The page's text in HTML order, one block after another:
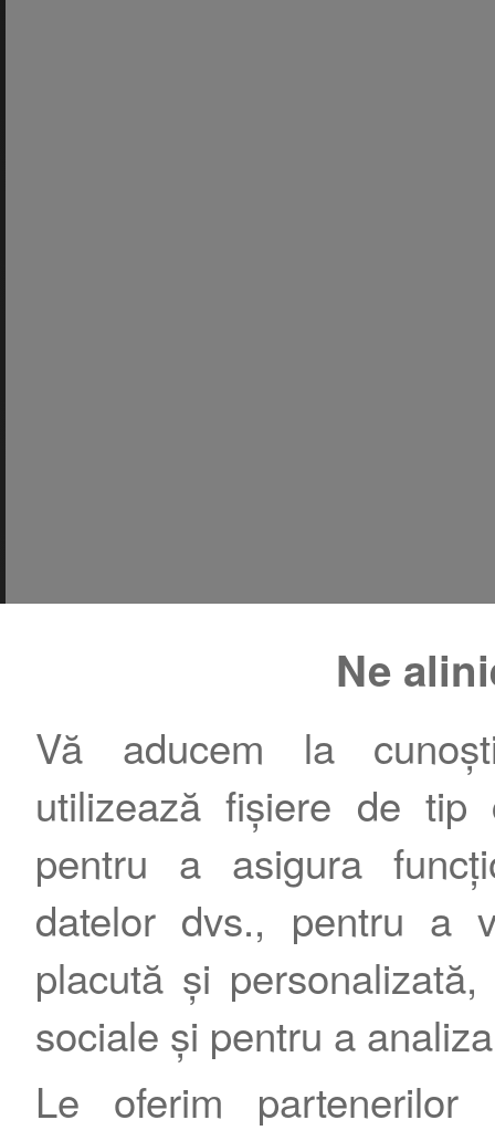
Ne
Vă aducem la
utilizează fișiere de tip
pentru a asigura
datelor dvs., pentru a
placută și
sociale și pentru a
Le oferim
Contact|Termeni şi condiţii Publicitate